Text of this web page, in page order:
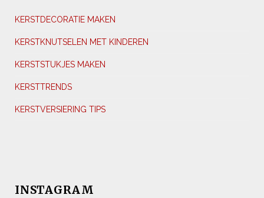
KERSTDECORATIE MAKEN
KERSTKNUTSELEN MET KINDEREN
KERSTSTUKJES MAKEN
KERSTTRENDS
KERSTVERSIERING TIPS
INSTAGRAM